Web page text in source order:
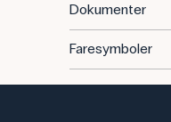
Stoffet er
småskalaforsøg
flygtige
Dokumenter
Faresymboler